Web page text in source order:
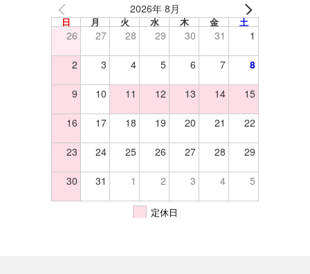
2026年 8月
日 月 火 水 木 金 土
26 27 28 29 30 31 1
2 3 4 5 6 7 8
9 10 11 12 13 14 15
16 17 18 19 20 21 22
23 24 25 26 27 28 29
30 31 1 2 3 4 5
定休日